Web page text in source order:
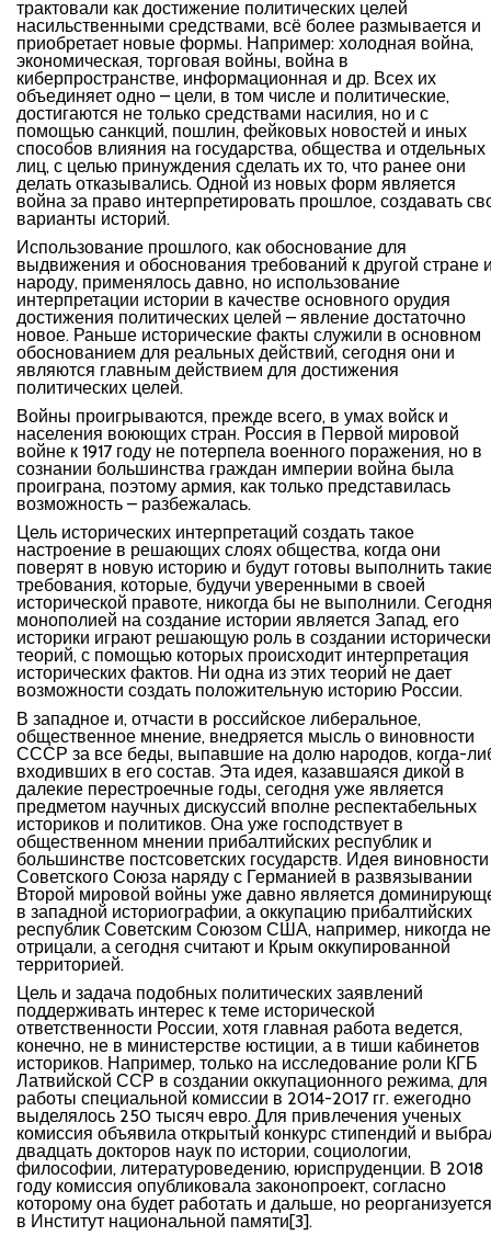
трактовали как достижение политических целей
насильственными средствами, всё более размывается и
приобретает новые формы. Например: холодная война,
экономическая, торговая войны, война в
киберпространстве, информационная и др. Всех их
объединяет одно – цели, в том числе и политические,
достигаются не только средствами насилия, но и с
помощью санкций, пошлин, фейковых новостей и иных
способов влияния на государства, общества и отдельных
лиц, с целью принуждения сделать их то, что ранее они
делать отказывались. Одной из новых форм является
война за право интерпретировать прошлое, создавать
варианты историй.
Использование прошлого, как обоснование для
выдвижения и обоснования требований к другой стране
народу, применялось давно, но использование
интерпретации истории в качестве основного орудия
достижения политических целей – явление достаточно
новое. Раньше исторические факты служили в основном
обоснованием для реальных действий, сегодня они и
являются главным действием для достижения
политических целей.
Войны проигрываются, прежде всего, в умах войск и
населения воюющих стран. Россия в Первой мировой
войне к 1917 году не потерпела военного поражения, но в
сознании большинства граждан империи война была
проиграна, поэтому армия, как только представилась
возможность – разбежалась.
Цель исторических интерпретаций создать такое
настроение в решающих слоях общества, когда они
поверят в новую историю и будут готовы выполнить
требования, которые, будучи уверенными в своей
исторической правоте, никогда бы не выполнили.
монополией на создание истории является Запад, его
историки играют решающую роль в создании
теорий, с помощью которых происходит интерпретация
исторических фактов. Ни одна из этих теорий не дает
возможности создать положительную историю России.
В западное и, отчасти в российское либеральное,
общественное мнение, внедряется мысль о виновности
СССР за все беды, выпавшие на долю народов, когда-
входивших в его состав. Эта идея, казавшаяся дикой в
далекие перестроечные годы, сегодня уже является
предметом научных дискуссий вполне респектабельных
историков и политиков. Она уже господствует в
общественном мнении прибалтийских республик и
большинстве постсоветских государств. Идея виновности
Советского Союза наряду с Германией в развязывании
Второй мировой войны уже давно является
в западной историографии, а оккупацию прибалтийских
республик Советским Союзом США, например, никогда не
отрицали, а сегодня считают и Крым оккупированной
территорией.
Цель и задача подобных политических заявлений
поддерживать интерес к теме исторической
ответственности России, хотя главная работа ведется,
конечно, не в министерстве юстиции, а в тиши кабинетов
историков. Например, только на исследование роли КГБ
Латвийской ССР в создании оккупационного режима, для
работы специальной комиссии в 2014-2017 гг. ежегодно
выделялось 250 тысяч евро. Для привлечения ученых
комиссия объявила открытый конкурс стипендий и
двадцать докторов наук по истории, социологии,
философии, литературоведению, юриспруденции. В 2018
году комиссия опубликовала законопроект, согласно
которому она будет работать и дальше, но реорганизуется
в Институт национальной памяти[3].